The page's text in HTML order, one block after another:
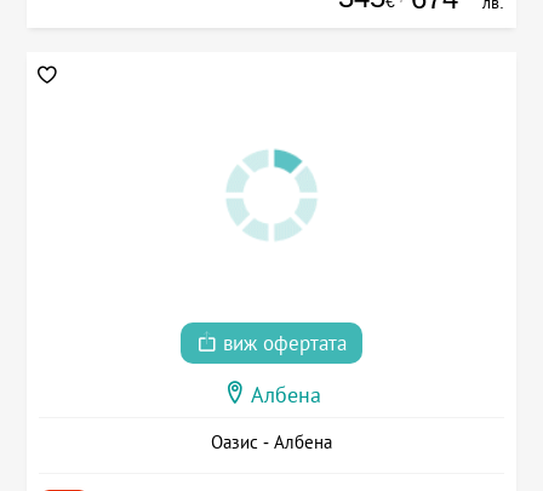
виж офертата
Албена
Оазис - Албена